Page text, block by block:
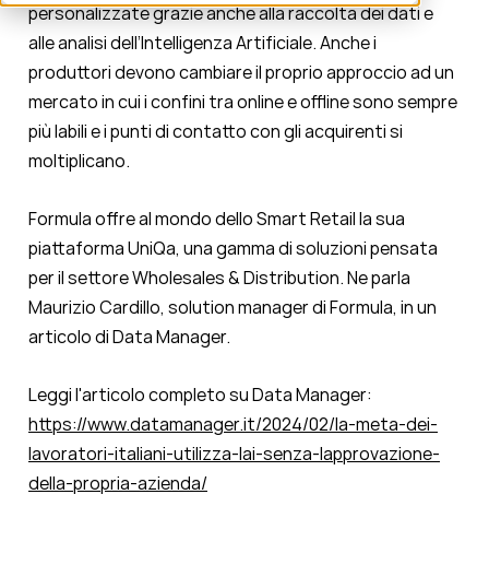
personalizzate grazie anche alla raccolta dei dati e
alle analisi dell’Intelligenza Artificiale. Anche i
produttori devono cambiare il proprio approccio ad un
mercato in cui i confini tra online e offline sono sempre
più labili e i punti di contatto con gli acquirenti si
moltiplicano.
Formula offre al mondo dello Smart Retail la sua
piattaforma UniQa, una gamma di soluzioni pensata
per il settore Wholesales & Distribution. Ne parla
Maurizio Cardillo, solution manager di Formula, in un
articolo di Data Manager.
Leggi l'articolo completo su Data Manager:
https://www.datamanager.it/2024/02/la-meta-dei-
lavoratori-italiani-utilizza-lai-senza-lapprovazione-
della-propria-azienda/